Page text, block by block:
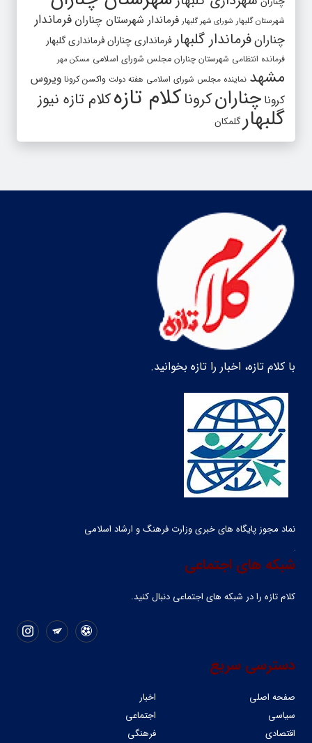
شهرستان گلبهار شورای شهر گلبهار فرماندار شهرستان چناران فرماندار
چنارانفرماندار گلبهارفرمانداری چنارانفرمانداری گلبهار
فرمانده انتظامی شهرستان چناران مجلس شورای اسلامی مسکن مهر
مشهد نماینده مجلس شورای اسلامی هفته دولت واکسن کرونا ویروس
کرونا چنارانکروناکلام تازهکلام تازه نیوز
گلبهارگلمکان
با کلام تازه، اخبار را تازه بخوانید.
نماد مجوز پایگاه های خبری وزارت فرهنگ و ارشاد اسلامی
شبکه های اجتماعی
کلام تازه را در شبکه ‌های اجتماعی دنبال کنید.
دسترسی سریع
صفحه اصلی
اخبار
سیاسی
اجتماعی
اقتصادی
فرهنگی